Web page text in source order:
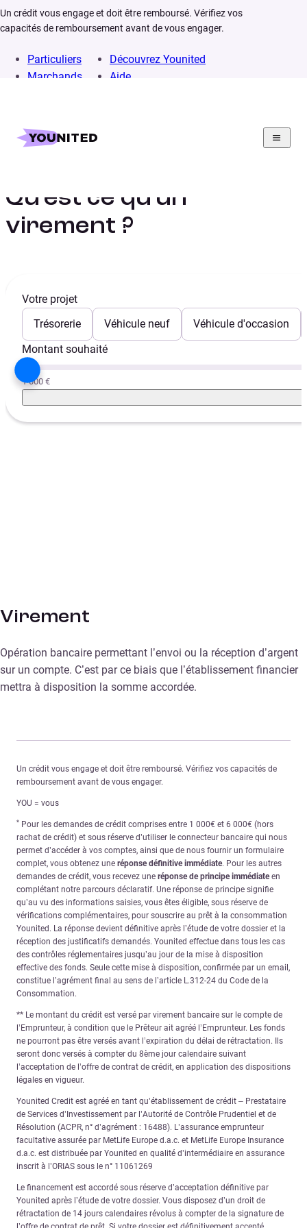
Un crédit vous engage et doit être remboursé. Vérifiez vos
capacités de remboursement avant de vous engager.
Particuliers
Marchands
Découvrez Younited
Aide
Home
Qu’est ce qu’un
virement ?
Votre projet
Trésorerie
Véhicule neuf
Véhicule d'occasion
Montant souhaité
1 000 €
Virement
Opération bancaire permettant l’envoi ou la réception d’argent
sur un compte. C’est par ce biais que l’établissement financier
mettra à disposition la somme accordée.
Un crédit vous engage et doit être remboursé. Vérifiez vos capacités de
remboursement avant de vous engager.
YOU = vous
* Pour les demandes de crédit comprises entre 1 000€ et 6 000€ (hors
rachat de crédit) et sous réserve d’utiliser le connecteur bancaire qui nous
permet d’accéder à vos comptes, ainsi que de nous fournir un formulaire
complet, vous obtenez une réponse définitive immédiate. Pour les autres
demandes de crédit, vous recevez une réponse de principe immédiateen
complétant notre parcours déclaratif. Une réponse de principe signifie
qu’au vu des informations saisies, vous êtes éligible, sous réserve de
vérifications complémentaires, pour souscrire au prêt à la consommation
Younited. La réponse devient définitive après l’étude de votre dossier et la
réception des justificatifs demandés. Younited effectue dans tous les cas
des contrôles réglementaires jusqu’au jour de la mise à disposition
effective des fonds. Seule cette mise à disposition, confirmée par un email,
constitue l’agrément final au sens de l’article L.312-24 du Code de la
Consommation.
** Le montant du crédit est versé par virement bancaire sur le compte de
l’Emprunteur, à condition que le Prêteur ait agréé l’Emprunteur. Les fonds
ne pourront pas être versés avant l’expiration du délai de rétractation. Ils
seront donc versés à compter du 8ème jour calendaire suivant
l’acceptation de l’offre de contrat de crédit, en application des dispositions
légales en vigueur.
Younited Credit est agréé en tant qu’établissement de crédit – Prestataire
de Services d’Investissement par l’Autorité de Contrôle Prudentiel et de
Résolution (ACPR, n° d’agrément : 16488). L’assurance emprunteur
facultative assurée par MetLife Europe d.a.c. et MetLife Europe Insurance
d.a.c. est distribuée par Younited en qualité d’intermédiaire en assurance
inscrit à l’ORIAS sous le n° 11061269
Le financement est accordé sous réserve d’acceptation définitive par
Younited après l’étude de votre dossier. Vous disposez d’un droit de
rétractation de 14 jours calendaires révolus à compter de la signature de